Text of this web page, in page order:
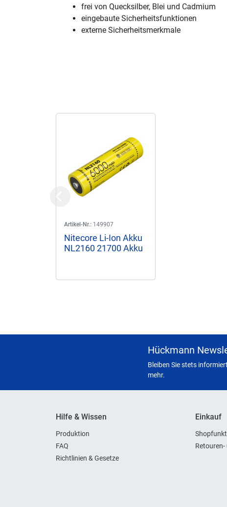
frei von Quecksilber, Blei und Cadmium
eingebaute Sicherheitsfunktionen
externe Sicherheitsmerkmale
Artikel-Nr.: 149907
Nitecore Li-Ion Akku
NL2160 21700 Akku
Hückmann
Bleiben Sie stets
mehr.
Hilfe & Wissen
Produktion
FAQ
Richtlinien & Gesetze
Einkauf